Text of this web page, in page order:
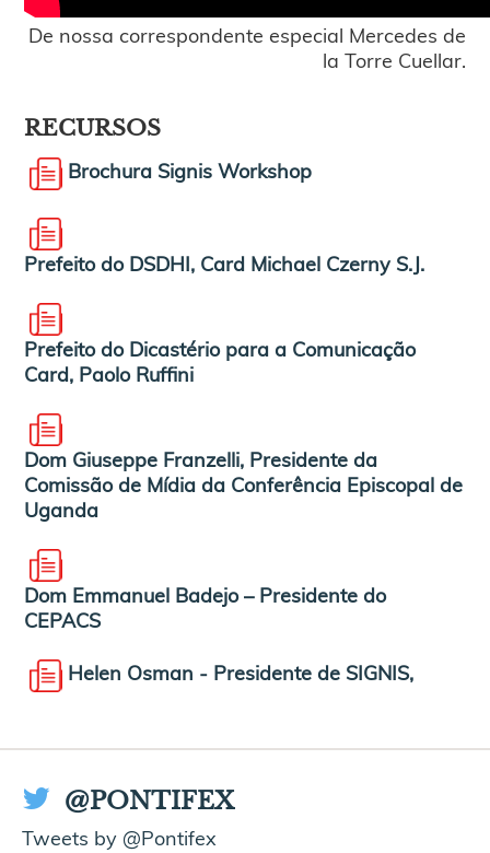
De nossa correspondente especial Mercedes de
la Torre Cuellar.
RECURSOS
Brochura Signis Workshop
Prefeito do DSDHI, Card Michael Czerny S.J.
Prefeito do Dicastério para a Comunicação
Card, Paolo Ruffini
Dom Giuseppe Franzelli, Presidente da
Comissão de Mídia da Conferência Episcopal de
Uganda
Dom Emmanuel Badejo – Presidente do
CEPACS
Helen Osman - Presidente de SIGNIS,
@PONTIFEX
Tweets by @Pontifex